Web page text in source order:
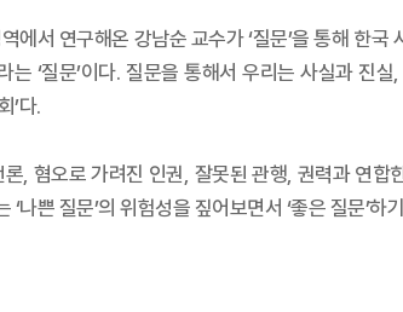
역에서 연구해온 강남순 교수가 ‘질문’을 통해
는 ‘질문’이다. 질문을 통해서 우리는 사실과 진
’다.
, 혐오로 가려진 인권, 잘못된 관행, 권력과 연
나쁜 질문’의 위험성을 짚어보면서 ‘좋은 질문’